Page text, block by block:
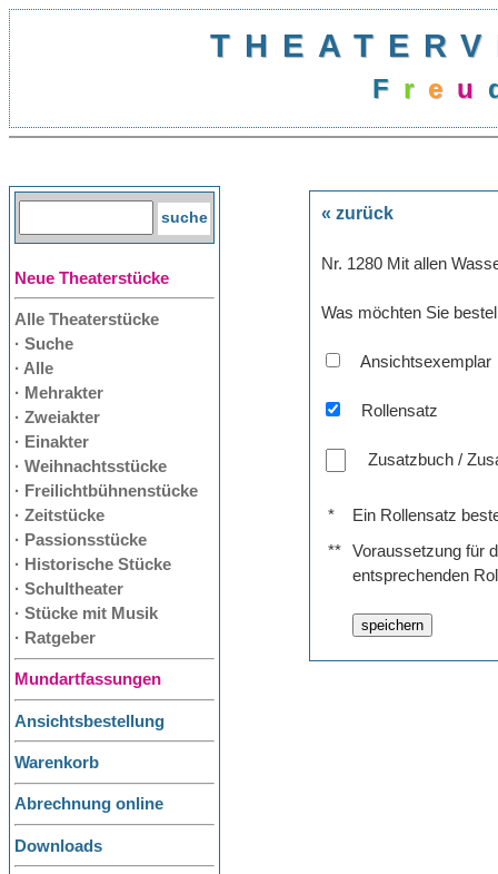
Freu
Neue Theaterstücke
Alle Theaterstücke
· Suche
· Alle
· Mehrakter
· Zweiakter
· Einakter
· Weihnachtsstücke
· Freilichtbühnenstücke
· Zeitstücke
· Passionsstücke
· Historische Stücke
· Schultheater
· Stücke mit Musik
· Ratgeber
Mundartfassungen
Ansichtsbestellung
Warenkorb
Abrechnung online
Downloads
« zurück
Nr. 1280 Mit allen
Was möchten Sie
Ansichtsexemplar
Rollensatz
Zusatzbuch /
*
Ein Rollensatz
**
Voraussetzung für
entsprechenden